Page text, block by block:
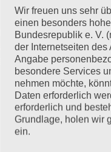
und die
des Stutthof-
für die
zum Anhören:
für…
Wir freuen uns sehr
einen besonders
Bundesrepublik e. V.
der Internetseiten
Angabe
besondere Services
nehmen möchte,
Daten erforderlich
erforderlich und
Grundlage, holen wir
ein.